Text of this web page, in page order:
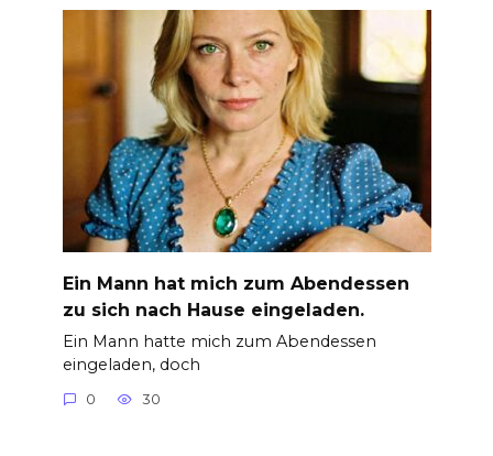
Ein Mann hat mich zum Abendessen
zu sich nach Hause eingeladen.
Ein Mann hatte mich zum Abendessen
eingeladen, doch
0 30